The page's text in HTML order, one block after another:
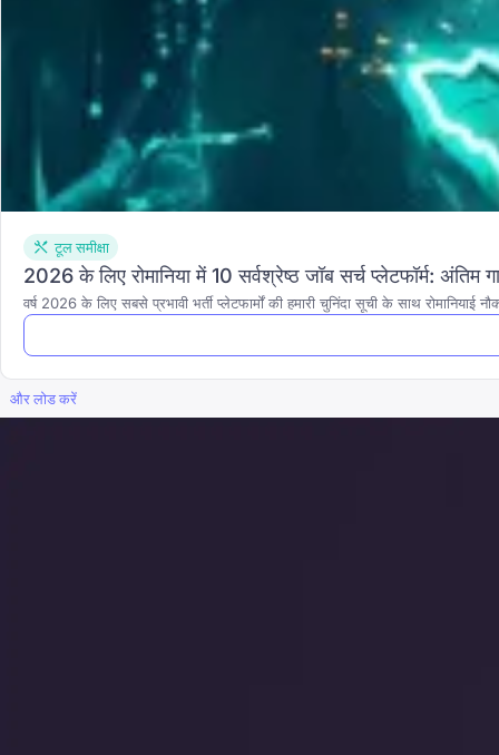
टूल समीक्षा
2026 के लिए रोमानिया में 10 सर्वश्रेष्ठ जॉब सर्च प्लेटफॉर्म: अंतिम
वर्ष 2026 के लिए सबसे प्रभावी भर्ती प्लेटफार्मों की हमारी चुनिंदा सूची के साथ रोमानियाई
और लोड करें